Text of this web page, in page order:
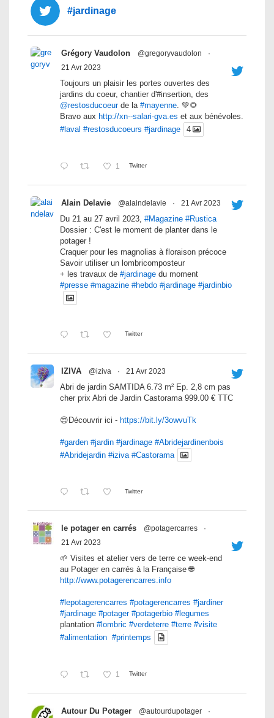
#jardinage
Grégory Vaudolon @gregoryvaudolon
·
21 Avr 2023
Toujours un plaisir les portes ouvertes des
jardins du coeur, chantier d'#insertion, des
@restosducoeurde la #mayenne. 💚🌻
Bravo aux http://xn--salari-gva.es et aux bénévoles.
#laval #restosducoeurs #jardinage 4
1 Twitter
Alain Delavie @alaindelavie · 21 Avr 2023
Du 21 au 27 avril 2023, #Magazine #Rustica
Dossier : C'est le moment de planter dans le
potager !
Craquer pour les magnolias à floraison précoce
Savoir utiliser un lombricomposteur
+ les travaux de #jardinage du moment
#presse #magazine #hebdo #jardinage #jardinbio
Twitter
IZIVA @iziva · 21 Avr 2023
Abri de jardin SAMTIDA 6.73 m² Ep. 2,8 cm pas
cher prix Abri de Jardin Castorama 999.00 € TTC
😍Découvrir ici - https://bit.ly/3owvuTk
#garden #jardin #jardinage #Abridejardinenbois
#Abridejardin #iziva #Castorama
Twitter
le potager en carrés @potagercarres
·
21 Avr 2023
🌱 Visites et atelier vers de terre ce week-end
au Potager en carrés à la Française 🌐
http://www.potagerencarres.info
#lepotagerencarres #potagerencarres #jardiner
#jardinage #potager #potagerbio #legumes
plantation #lombric #verdeterre #terre #visite
#alimentation #printemps
1 Twitter
Autour Du Potager @autourdupotager
·